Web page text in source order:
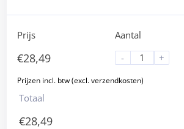
Prijs
€28,49
Aantal
-
+
Totaal
€28,49